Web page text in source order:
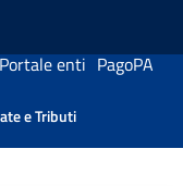
Portale enti PagoPA
e Tributi